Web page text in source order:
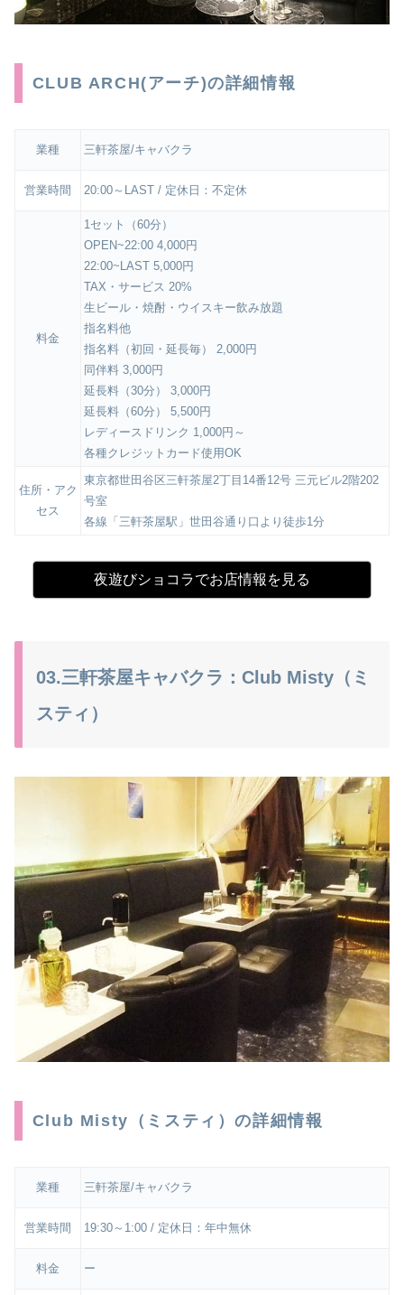
CLUB ARCH(アーチ)の詳細情報
業種 三軒茶屋/キャバクラ
営業時間 20:00～LAST / 定休日：不定休
料金
1セット（60分）
OPEN~22:00 4,000円
22:00~LAST 5,000円
TAX・サービス 20%
生ビール・焼酎・ウイスキー飲み放題
指名料他
指名料（初回・延長毎） 2,000円
同伴料 3,000円
延長料（30分） 3,000円
延長料（60分） 5,500円
レディースドリンク 1,000円～
各種クレジットカード使用OK
住所・アク
セス
東京都世田谷区三軒茶屋2丁目14番12号 三元ビル2階202
号室
各線「三軒茶屋駅」世田谷通り口より徒歩1分
夜遊びショコラでお店情報を見る
03.三軒茶屋キャバクラ：Club Misty（ミ
スティ）
Club Misty（ミスティ）の詳細情報
業種 三軒茶屋/キャバクラ
営業時間 19:30～1:00 / 定休日：年中無休
料金 ー